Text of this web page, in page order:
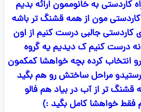
کاردستی به خانوممون ارائه بدیم
مون از همه قشنگ تر باشه
کاردستی جالبی درست کنیم از اون
درست کنیم ک دیدیم یه گروه
انتخاب کرده بچه خواهشا کمکمون
مراحل ساختش رو هم بگید
تر از آب در بیاد هم فالو
فقط خواهشا کامل بگید :)